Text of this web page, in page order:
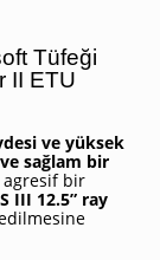
Tüfeği
II ETU
ve yüksek
sağlam bir
agresif bir
III 12.5” ray